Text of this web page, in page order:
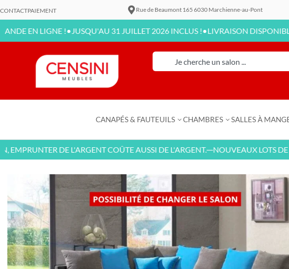
CONTACTPAIEMENT Rue de Beaumont 165 6030 Marchienne-au-Pont
LIGNE !•JUSQU'AU 31 JUILLET 2026 INCLUS !•LIVRAISON DISPONIBLE DÈS
CANAPÉS & FAUTEUILS CHAMBRES SALLES À
DE L'ARGENT COÛTE AUSSI DE L'ARGENT.—NOUVEAUX LOTS DE